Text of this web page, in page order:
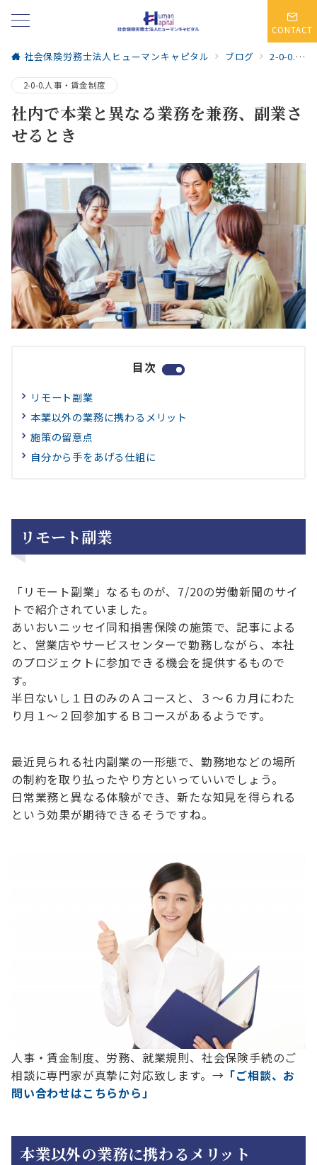
CONTACT
社会保険労務士法人ヒューマンキャピタル ブログ 2-0-0.人事・賃金制度
2-0-0.人事・賃金制度
社内で本業と異なる業務を兼務、副業さ
せるとき
目次
リモート副業
本業以外の業務に携わるメリット
施策の留意点
自分から手をあげる仕組に
リモート副業
「リモート副業」なるものが、7/20の労働新聞のサイ
トで紹介されていました。
あいおいニッセイ同和損害保険の施策で、記事による
と、営業店やサービスセンターで勤務しながら、本社
のプロジェクトに参加できる機会を提供するもので
す。
半日ないし１日のみのＡコースと、３～６カ月にわた
り月１～２回参加するＢコースがあるようです。
最近見られる社内副業の一形態で、勤務地などの場所
の制約を取り払ったやり方といっていいでしょう。
日常業務と異なる体験ができ、新たな知見を得られる
という効果が期待できるそうですね。
人事・賃金制度、労務、就業規則、社会保険手続のご
相談に専門家が真摯に対応致します。→ 「ご相談、お
問い合わせはこちらから」
本業以外の業務に携わるメリット